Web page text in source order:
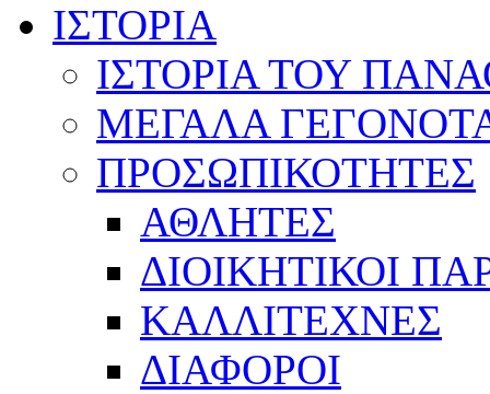
ΙΣΤΟΡΙΑ
ΙΣΤΟΡΙΑ ΤΟΥ
ΜΕΓΑΛΑ
ΠΡΟΣΩΠΙΚΟΤΗΤΕΣ
ΑΘΛΗΤΕΣ
ΔΙΟΙΚΗΤΙΚΟΙ
ΚΑΛΛΙΤΕΧΝΕΣ
ΔΙΑΦΟΡΟΙ